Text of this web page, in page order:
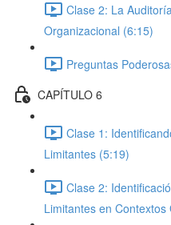
Clase 2: La
Organizacional (6:15)
Preguntas
CAPÍTULO 6
Clase 1:
Limitantes (5:19)
Clase 2:
Limitantes en Contextos